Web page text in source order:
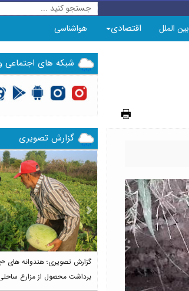
بین الملل اقتصادی هواشناسی
شبکه های اجتماعی
گزارش تصویری
گزارش تصویری؛ هندوانه های
برداشت محصول از مزارع
Next